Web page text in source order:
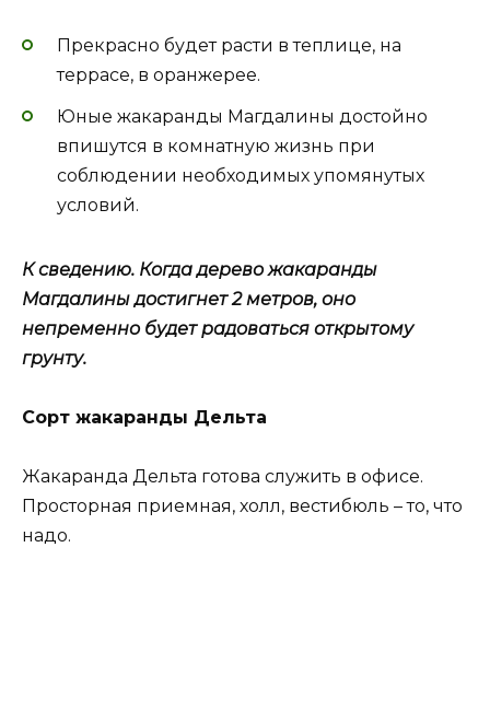
Прекрасно будет расти в теплице, на
террасе, в оранжерее.
Юные жакаранды Магдалины достойно
впишутся в комнатную жизнь при
соблюдении необходимых упомянутых
условий.
К сведению. Когда дерево жакаранды
Магдалины достигнет 2 метров, оно
непременно будет радоваться открытому
грунту.
Сорт жакаранды Дельта
Жакаранда Дельта готова служить в офисе.
Просторная приемная, холл, вестибюль – то, что
надо.